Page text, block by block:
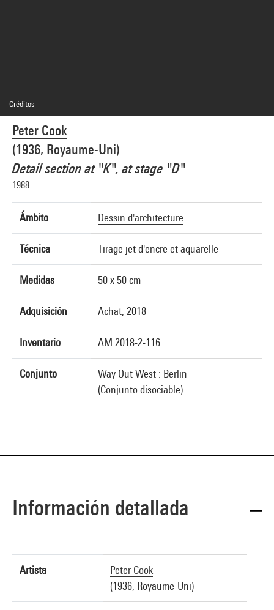
Peter Cook
(1936, Royaume-Uni)
Detail section at "K", at stage "D"
1988
Ámbito Dessin d'architecture
Técnica Tirage jet d'encre et aquarelle
Medidas 50 x 50 cm
Adquisición Achat, 2018
Inventario AM 2018-2-116
Conjunto
Way Out West : Berlin
(Conjunto disociable)
Créditos
© Peter Cook
Créditos fotográficos : Centre Pompidou, MNAM-CCI/Audrey Laurans/Dist.
GrandPalaisRmn
Referencia de la imagen : 4N29797
Difusión de la imagen : GrandPalaisRmnPhoto
Información detallada
Artista
Peter Cook
(1936, Royaume-Uni)